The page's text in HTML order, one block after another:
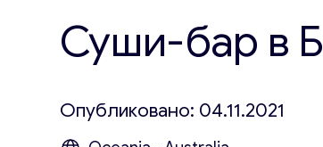
Суши-бар в
Опубликовано: 04.11.2021